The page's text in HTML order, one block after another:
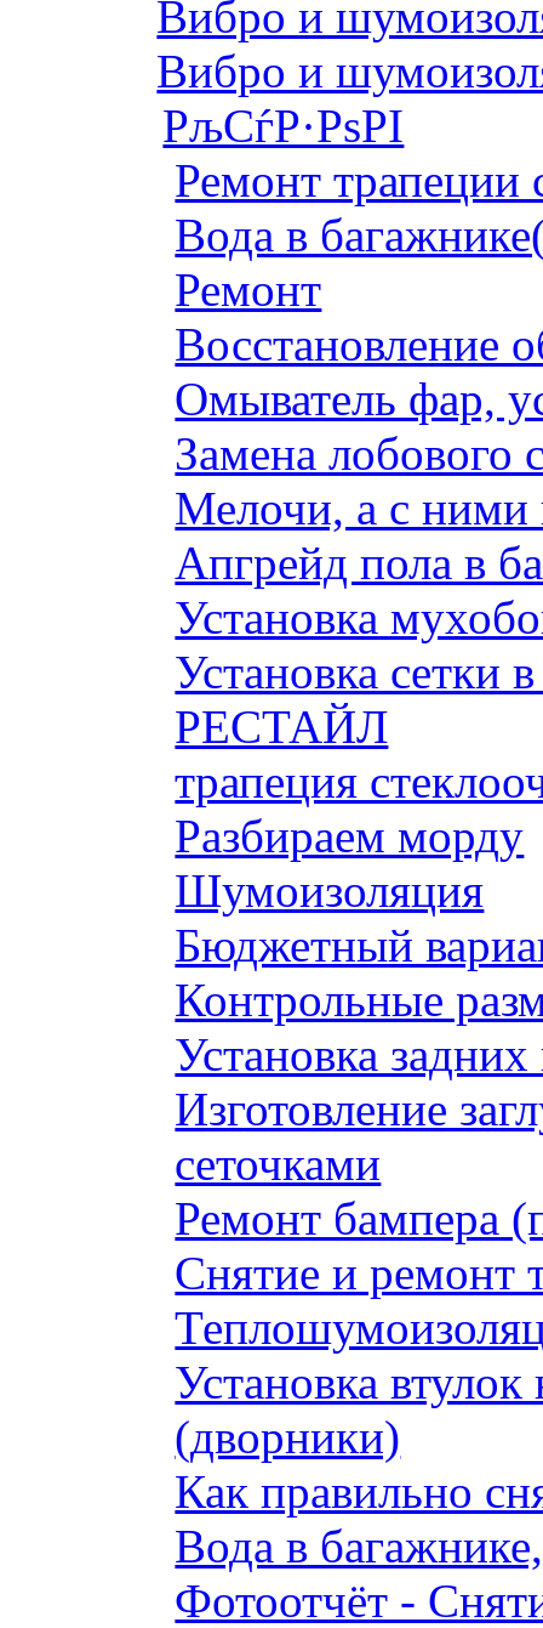
Вибро и
Вибро и
РљСѓР·РѕРІ
Ремонт трапеции
Вода в
Ремонт
Восстановление
Омыватель фар,
Замена лобового
Мелочи, а с ними
Апгрейд пола в
Установка
Установка сетки
РЕСТАЙЛ
трапеция
Разбираем морду
Шумоизоляция
Бюджетный
Контрольные
Установка
Изготовление
сеточками
Ремонт бампера
Снятие и ремонт
Установка втулок
(дворники)
Как правильно
Вода в
Фотоотчёт -